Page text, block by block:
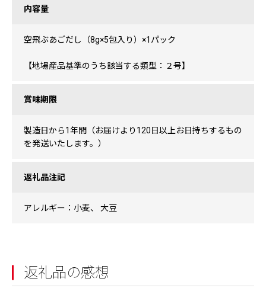
内容量
空飛ぶあごだし（8g×5包入り）×1パック
【地場産品基準のうち該当する類型：２号】
賞味期限
製造日から1年間（お届けより120日以上お日持ちするもの
を発送いたします。）
返礼品注記
アレルギー：小麦、 大豆
返礼品の感想